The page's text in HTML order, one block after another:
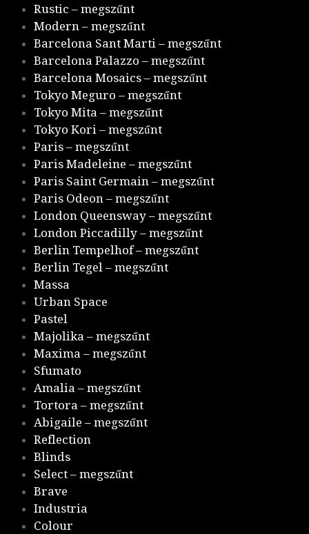
Rustic – megszűnt
Modern – megszűnt
Barcelona Sant Marti – megszűnt
Barcelona Palazzo – megszűnt
Barcelona Mosaics – megszűnt
Tokyo Meguro – megszűnt
Tokyo Mita – megszűnt
Tokyo Kori – megszűnt
Paris – megszűnt
Paris Madeleine – megszűnt
Paris Saint Germain – megszűnt
Paris Odeon – megszűnt
London Queensway – megszűnt
London Piccadilly – megszűnt
Berlin Tempelhof – megszűnt
Berlin Tegel – megszűnt
Massa
Urban Space
Pastel
Majolika – megszűnt
Maxima – megszűnt
Sfumato
Amalia – megszűnt
Tortora – megszűnt
Abigaile – megszűnt
Reflection
Blinds
Select – megszűnt
Brave
Industria
Colour